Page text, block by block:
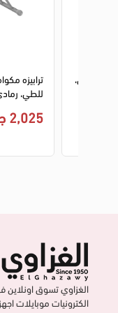
ترابيزه
للطي، رمادي،
2,025 جنيه
للطي،
الغزاوي تسوق
الكترونيات موبايلات